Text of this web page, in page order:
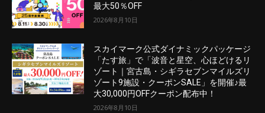
最大50％OFF
2026年8月10日
スカイマーク公式ダイナミックパッケージ
「たす旅」で「波音と星空、心ほどけるリ
ゾート｜宮古島・シギラセブンマイルズリ
ゾート9施設・クーポンSALE」を開催♪最
大30,000円OFFクーポン配布中！
2026年8月10日